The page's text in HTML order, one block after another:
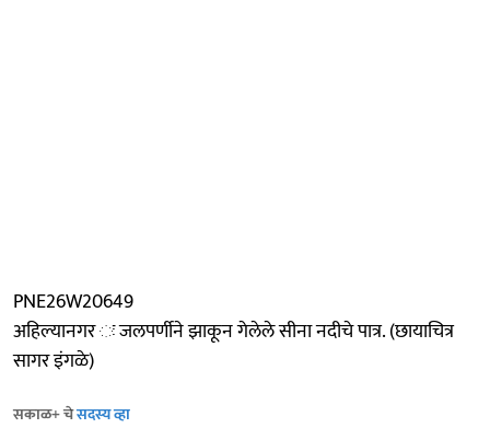
PNE26W20649
अहिल्यानगर ः जलपर्णीने झाकून गेलेले सीना नदीचे पात्र. (छायाचित्र
सागर इंगळे)
सकाळ+ चेसदस्य व्हा